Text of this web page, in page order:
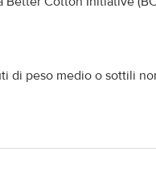
di peso medio o sottili